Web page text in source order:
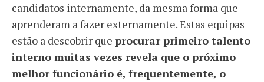
candidatos internamente, da mesma forma que
aprenderam a fazer externamente. Estas equipas
estão a descobrir que procurar primeiro talento
interno muitas vezes revela que o próximo
melhor funcionário é, frequentemente, o